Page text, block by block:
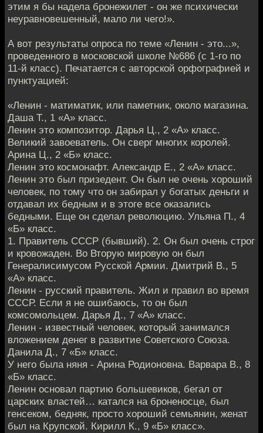
этим я бы надела бронежилет - он же психически
неуравновешенный, мало ли чего!».
А вот результаты опроса по теме «Ленин - это...»,
проведенного в московской школе №686 (с 1-го по
11-й класс). Печатается с авторской орфографией и
пунктуацией:
«Ленин - матиматик, или паметник, около магазина.
Даша Т., 1 «А» класс.
Ленин это композитор. Дарья Ц., 2 «А» класс.
Великий завоеватель. Он сверг многих королей.
Арина Ц., 2 «Б» класс.
Ленин это космонафт. Александр Е., 2 «А» класс.
Ленин это был призедент. Он был не очень хороший
человек, по тому что он забирал у богатых деньги и
отдавал их бедным и в этоге все оказались
бедными. Еще он сделал революцию. Ульяна П., 4
«Б» класс.
1. Правитель СССР (бывший). 2. Он был очень строг
и кровожаден. Во Вторую мировую он был
Генералисимусом Русской Армии. Дмитрий В., 5
«А» класс.
Ленин - русский правитель. Жил и правил во время
СССР. Если я не ошибаюсь, то он был
комсомольцем. Дарья Д., 7 «А» класс.
Ленин - известный человек, который занимался
вложением денег в развитие Советского Союза.
Данила Д., 7 «Б» класс.
У него была няня - Арина Родионовна. Варвара В., 8
«Б» класс.
Ленин основал партию большевиков, бегал от
царских властей… катался на броненосце, был
генсеком, бедняк, просто хороший семьянин, женат
был на Крупской. Кирилл К., 9 «Б» класс».